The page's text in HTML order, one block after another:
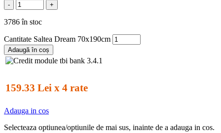
- +
3786 în stoc
Cantitate Saltea Dream 70x190cm
Adaugă în coș
159.33 Lei x 4 rate
Adauga in cos
Selecteaza optiunea/optiunile de mai sus, inainte de a adauga in cos.